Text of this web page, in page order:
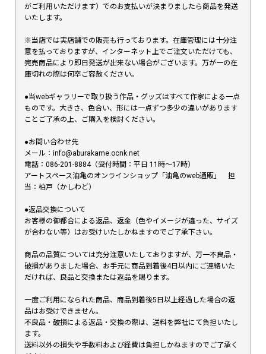
がご利用いただけます）でのお支払いが決まりましたら商品を発送
いたします。
※当店では実店舗での販売も行っております。在庫管理には十分注
意を払っておりますが、インターネット上でご注文いただけても、
完売商品により即日発送が出来ない場合がございます。万が一の在
庫切れの際は何卒ご容赦ください。
●当webギャラリーで取り扱う作品・グッズはすべて作家による一点
ものです。大きさ、色合い、形には一点ずつ多少の違いがあります
ことご了承の上、ご購入を検討ください。
●お問い合わせ先
メール：info@aburakame.ocnk.net
電話：086-201-8884（受付時間：平日 11時〜17時）
アートスペース油亀のオンラインショップ「油亀のweb通販」 担
当：柏戸（かしわど）
●返品交換について
お客様の御都合による返品、返金（色やイメージが違った、サイズ
が合わない等）はお受けいたしかねますのでご了承下さい。
商品の品質については充分注意いたしておりますが、万一不良品・
破損がありました場合、お手元に商品到着後4日以内にご連絡いた
だければ、良品と交換または返品を賜ります。
一度ご利用になられた商品、商品到着後5日以上経過した場合の返
品はお受けできません。
不良品・破損による返品・交換の際は、送料を弊社にて負担いたし
ます。
送料以外の損失や手数料および経費は負担しかねますのでご了承く